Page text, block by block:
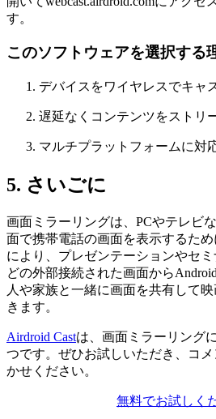
す。
このソフトウェアを選択する
デバイスをワイヤレスでキャ
遅延なくコンテンツをストリ
マルチプラットフォームに対
5. さいごに
画面ミラーリングは、PCやテレビ
面で携帯電話の画面を表示するた
により、プレゼンテーションやセ
どの外部接続された画面から
人や家族と一緒に画面を共有して
きます。
Airdroid Castは、画面ミラーリング
つです。ぜひお試しいただき、コ
かせください。
無料でお試しく